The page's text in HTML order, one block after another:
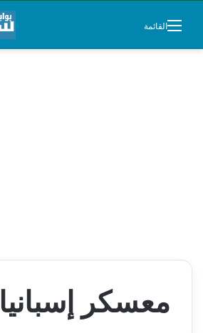
القائمة
معسكر إسبانيا